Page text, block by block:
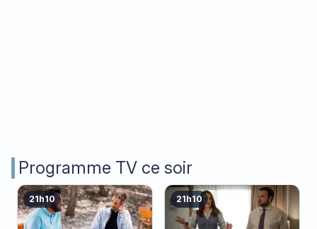
Programme TV ce soir
21h10 21h10